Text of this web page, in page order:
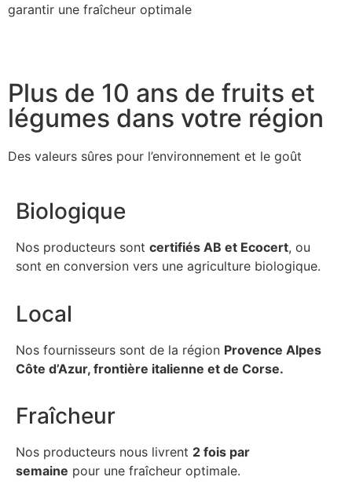
garantir une fraîcheur optimale
Plus de 10 ans de fruits et
légumes dans votre région
Des valeurs sûres pour l’environnement et le goût
Biologique
Nos producteurs sont certifiés AB et Ecocert, ou
sont en conversion vers une agriculture biologique.
Local
Nos fournisseurs sont de la région Provence Alpes
Côte d’Azur, frontière italienne et de Corse.
Fraîcheur
Nos producteurs nous livrent 2 fois par
semaine pour une fraîcheur optimale.